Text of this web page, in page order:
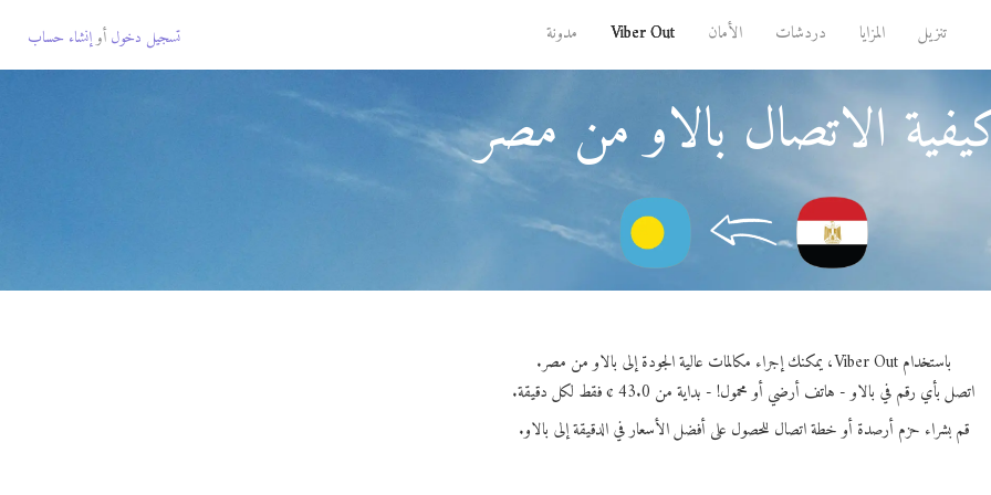
تنزيل المزايا دردشات الأمان Viber Out مدونة تسجيل دخول أوإنشاء حساب
الاتصال بالاو من مصر
باستخدام Viber Out، يمكنك إجراء مكالمات عالية الجودة إلى بالاو من مصر.
اتصل بأي رقم في بالاو - هاتف أرضي أو محمول! - بداية من 43.0 ¢ فقط لكل دقيقة.
قم بشراء حزم أرصدة أو خطة اتصال للحصول على أفضل الأسعار في الدقيقة إلى بالاو.